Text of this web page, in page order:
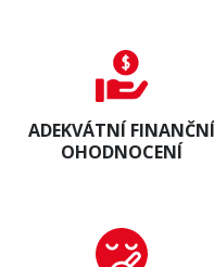
ADEKVÁTNÍ FINANČNÍ
OHODNOCENÍ